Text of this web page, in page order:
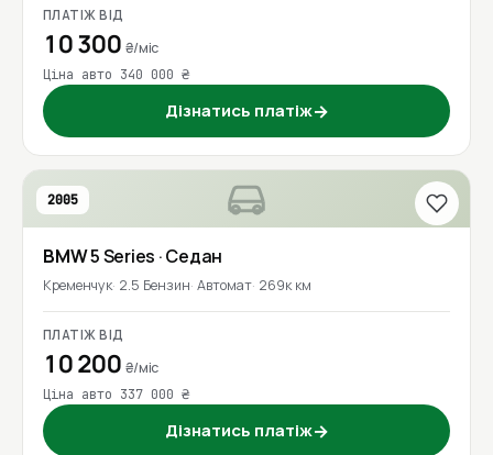
ПЛАТІЖ ВІД
10 300 ₴/міс
Ціна авто 340 000 ₴
Дізнатись платіж→
2005
BMW5 Series · Седан
Кременчук 2.5 Бензин Автомат 269к км
ПЛАТІЖ ВІД
10 200 ₴/міс
Ціна авто 337 000 ₴
Дізнатись платіж→